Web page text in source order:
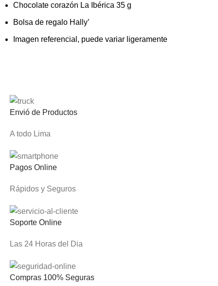
Chocolate corazón La Ibérica 35 g
Bolsa de regalo Hally’
Imagen referencial, puede variar ligeramente
Envió de Productos
A todo Lima
Pagos Online
Rápidos y Seguros
Soporte Online
Las 24 Horas del Dia
Compras 100% Seguras